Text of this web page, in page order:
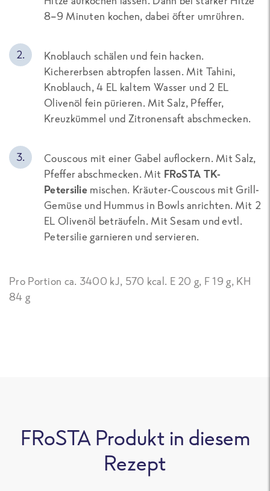
8–9 Minuten kochen, dabei öfter umrühren.
Knoblauch schälen und fein hacken.
Kichererbsen abtropfen lassen. Mit Tahini,
Knoblauch, 4 EL kaltem Wasser und 2 EL
Olivenöl fein pürieren. Mit Salz, Pfeffer,
Kreuzkümmel und Zitronensaft abschmecken.
Couscous mit einer Gabel auflockern. Mit Salz,
Pfeffer abschmecken. Mit FRoSTA TK-
Petersilie mischen. Kräuter-Couscous mit Grill-
Gemüse und Hummus in Bowls anrichten. Mit 2
EL Olivenöl beträufeln. Mit Sesam und evtl.
Petersilie garnieren und servieren.
Pro Portion ca. 3400 kJ, 570 kcal. E 20 g, F 19 g, KH
84 g
FRoSTA Produkt in diesem
Rezept